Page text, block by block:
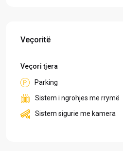
Veçoritë
Veçori tjera
Parking
Sistem i ngrohjes me rrymë
Sistem sigurie me kamera